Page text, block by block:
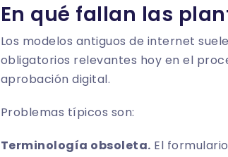
En qué fallan las
Los modelos antiguos de internet
obligatorios relevantes hoy en el
aprobación digital.
Problemas típicos son:
Terminología obsoleta. El